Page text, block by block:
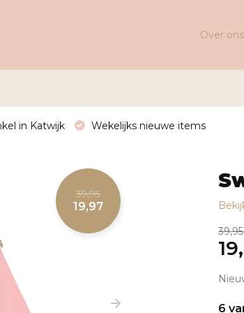
Over ons
in Katwijk Wekelijks nieuwe items
39,95
19,97
39,95
6